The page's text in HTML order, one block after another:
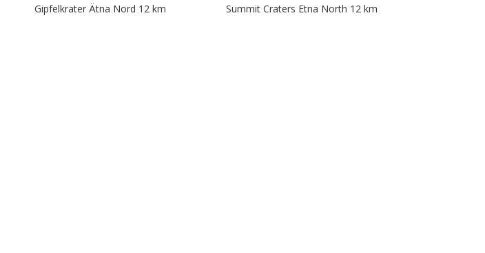
Gipfelkrater Ätna Nord 12 km Summit Craters Etna North 12 km